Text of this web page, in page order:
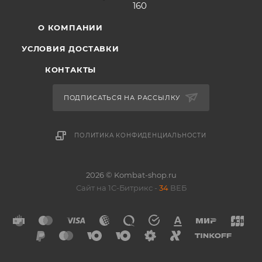
160
О КОМПАНИИ
УСЛОВИЯ ДОСТАВКИ
КОНТАКТЫ
ПОДПИСАТЬСЯ НА РАССЫЛКУ
ПОЛИТИКА КОНФИДЕНЦИАЛЬНОСТИ
2026 © Kombat-shop.ru
Сайт на 1С-Битрикс - 34 ВЕБ